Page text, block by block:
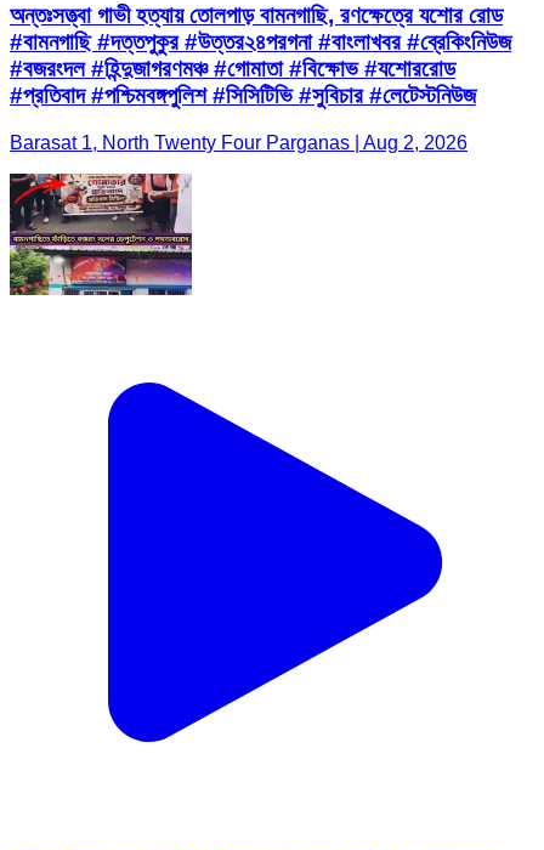
অন্তঃসত্ত্বা গাভী হত্যায় তোলপাড় বামনগাছি, রণক্ষেত্রে যশোর রোড
#বামনগাছি #দত্তপুকুর #উত্তর২৪পরগনা #বাংলাখবর #ব্রেকিংনিউজ
#বজরংদল #হিন্দুজাগরণমঞ্চ #গোমাতা #বিক্ষোভ #যশোররোড
#প্রতিবাদ #পশ্চিমবঙ্গপুলিশ #সিসিটিভি #সুবিচার #লেটেস্টনিউজ
Barasat 1, North Twenty Four Parganas | Aug 2, 2026